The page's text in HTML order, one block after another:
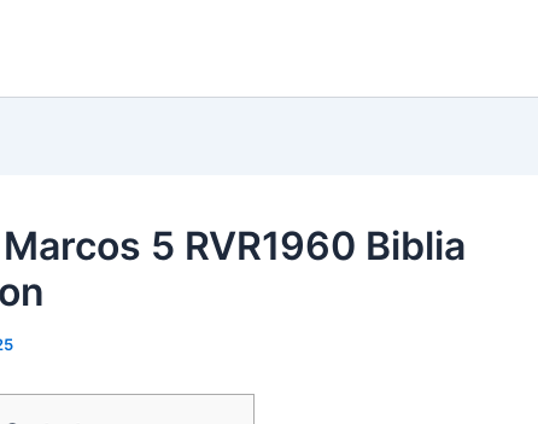
5 RVR1960 Biblia